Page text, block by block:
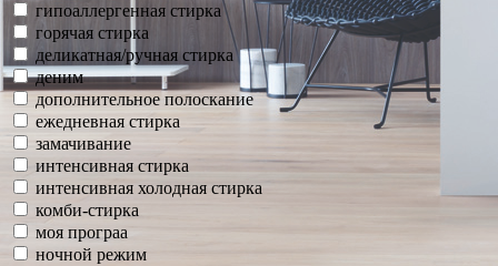
гипоаллергенная стирка
горячая стирка
деликатная/ручная стирка
деним
дополнительное полоскание
ежедневная стирка
замачивание
интенсивная стирка
интенсивная холодная стирка
комби-стирка
моя програа
ночной режим